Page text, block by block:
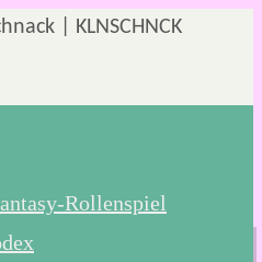
Rollenspiel